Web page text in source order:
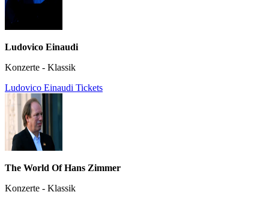
Ludovico Einaudi
Konzerte - Klassik
Ludovico Einaudi Tickets
The World Of Hans Zimmer
Konzerte - Klassik